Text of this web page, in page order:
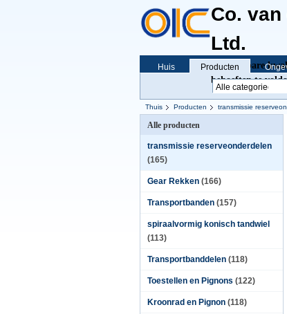
Co.
Ltd.
Betrouwbare
behoeften te
Huis Producten
Thuis Producten transmissie
Alle producten
transmissie reserveonderdelen
(165)
Gear Rekken (166)
Transportbanden (157)
spiraalvormig konisch tandwiel
(113)
Transportbanddelen (118)
Toestellen en Pignons (122)
Kroonrad en Pignon (118)